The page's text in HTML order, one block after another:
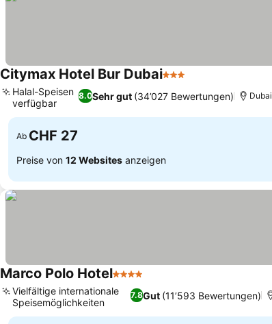
Citymax Hotel Bur Dubai3 Sterne
8.0Sehr gut (34’027 Bewertungen)
Halal-Speisen
verfügbar
Dubai
Ab CHF 27
Preise von 12 Websites anzeigen
Marco Polo Hotel4 Sterne
7.8Gut (11’593 Bewertungen)
Vielfältige internationale
Speisemöglichkeiten